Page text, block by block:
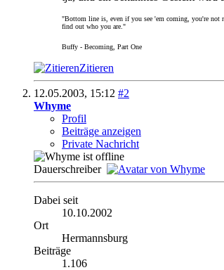
"Bottom line is, even if you see 'em coming, you're not
find out who you are."
Buffy - Becoming, Part One
Zitieren
12.05.2003, 15:12 #2
Whyme
Profil
Beiträge anzeigen
Private Nachricht
Dauerschreiber
Dabei seit
10.10.2002
Ort
Hermannsburg
Beiträge
1.106